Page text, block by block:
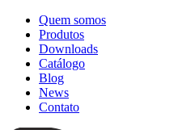
Quem somos
Produtos
Downloads
Catálogo
Blog
News
Contato